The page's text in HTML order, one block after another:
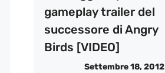
gameplay trailer del
successore di Angry
Birds [VIDEO]
Settembre 18, 2012